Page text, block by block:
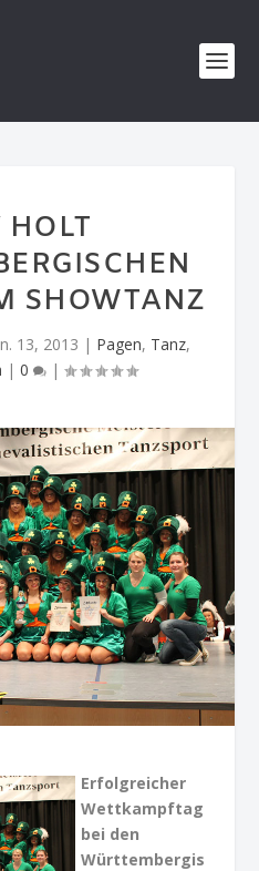
HOLT
SHOWTANZ
13, 2013 | Pagen, Tanz,
| 0 |
Erfolgreicher
Wettkampftag
bei den
Württembergis